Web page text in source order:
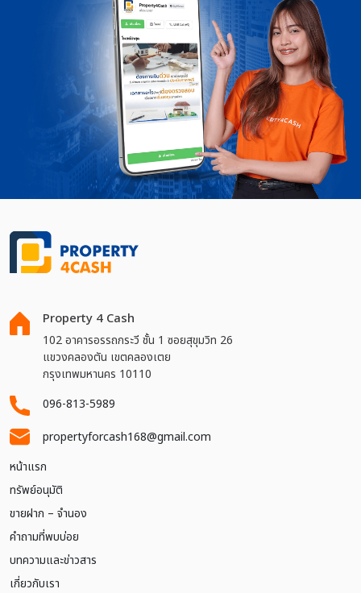
Property 4 Cash
102 อาคารอรรถกระวี ชั้น 1 ซอยสุขุมวิท 26
แขวงคลองตัน เขตคลองเตย
กรุงเทพมหานคร 10110
096-813-5989
propertyforcash168@gmail.com
หน้าแรก
ทรัพย์อนุมัติ
ขายฝาก – จำนอง
คำถามที่พบบ่อย
บทความและข่าวสาร
เกี่ยวกับเรา